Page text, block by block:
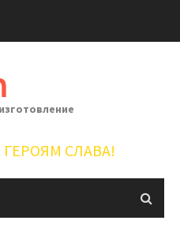
ГЕРОЯМ СЛАВА!